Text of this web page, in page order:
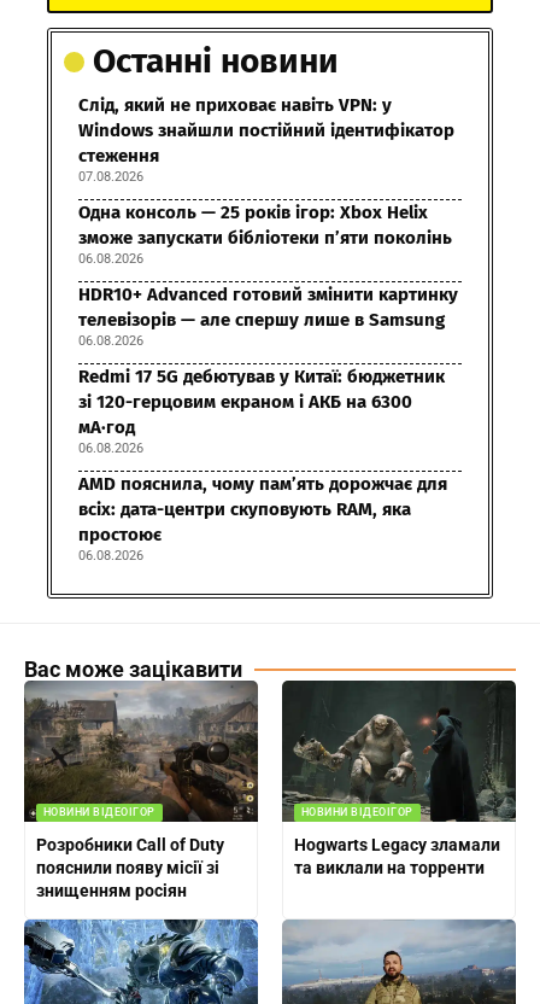
Останні новини
Слід, який не приховає навіть VPN: у
Windows знайшли постійний ідентифікатор
стеження
07.08.2026
Одна консоль — 25 років ігор: Xbox Helix
зможе запускати бібліотеки п’яти поколінь
06.08.2026
HDR10+ Advanced готовий змінити картинку
телевізорів — але спершу лише в Samsung
06.08.2026
Redmi 17 5G дебютував у Китаї: бюджетник
зі 120-герцовим екраном і АКБ на 6300
мА·год
06.08.2026
AMD пояснила, чому пам’ять дорожчає для
всіх: дата-центри скуповують RAM, яка
простоює
06.08.2026
Вас може зацікавити
НОВИНИ ВІДЕОІГОР
Розробники Call of Duty
пояснили появу місії зі
знищенням росіян
НОВИНИ ВІДЕОІГОР
Hogwarts Legacy зламали
та виклали на торренти